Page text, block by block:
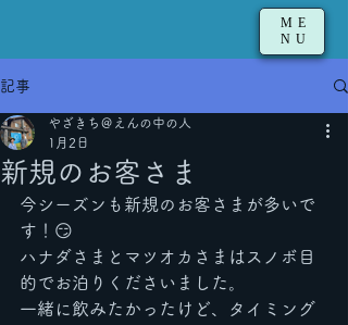
ME
NU
記事
新規のお客さま
やざきち＠えんの中の人
1月2日
今シーズンも新規のお客さまが多いで
す！😏
ハナダさまとマツオカさまはスノボ目
的でお泊りくださいました。
一緒に飲みたかったけど、タイミング